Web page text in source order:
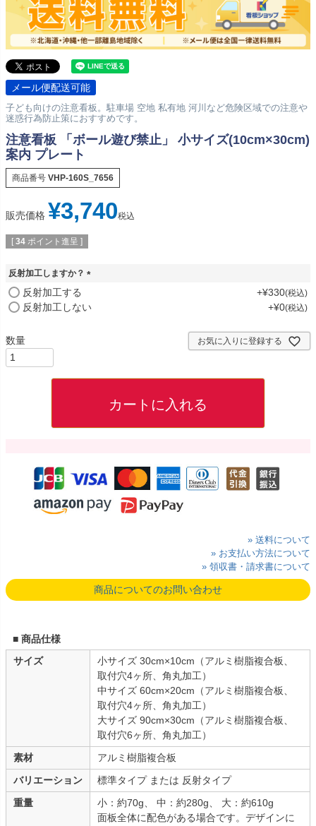
メール便配送可能
子ども向けの注意看板。駐車場 空地 私有地 河川など危険区域での注意や
迷惑行為防止策におすすめです。
注意看板 「ボール遊び禁止」 小サイズ(10cm×30cm)
案内 プレート
商品番号 VHP-160S_7656
販売価格 ¥3,740税込
[ 34 ポイント進呈 ]
反射加工しますか？
反射加工する +¥330 税込
反射加工しない +¥0 税込
お気に入りに登録する
カートに入れる
» 送料について
» お支払い方法について
» 領収書・請求書について
商品についてのお問い合わせ
■ 商品仕様
サイズ
小サイズ 30cm×10cm（アルミ樹脂複合板、
取付穴4ヶ所、角丸加工）
中サイズ 60cm×20cm（アルミ樹脂複合板、
取付穴4ヶ所、角丸加工）
大サイズ 90cm×30cm（アルミ樹脂複合板、
取付穴6ヶ所、角丸加工）
素材
アルミ樹脂複合板
バリエーション
標準タイプ または 反射タイプ
重量
小：約70g、 中：約280g、 大：約610g
面板全体に配色がある場合です。デザインに